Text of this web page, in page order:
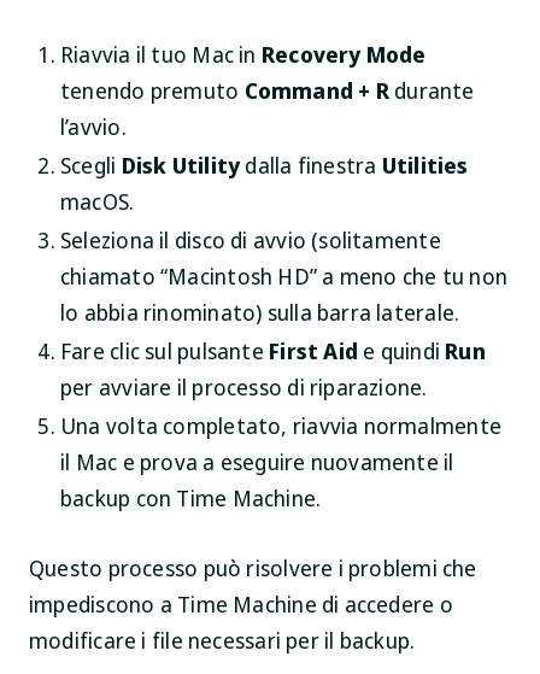
Riavvia il tuo Mac in Recovery Mode
tenendo premuto Command + Rdurante
l’avvio.
Scegli Disk Utilitydalla finestra Utilities
macOS.
Seleziona il disco di avvio (solitamente
chiamato “Macintosh HD” a meno che tu non
lo abbia rinominato) sulla barra laterale.
Fare clic sul pulsante First Aid e quindi Run
per avviare il processo di riparazione.
Una volta completato, riavvia normalmente
il Mac e prova a eseguire nuovamente il
backup con Time Machine.
Questo processo può risolvere i problemi che
impediscono a Time Machine di accedere o
modificare i file necessari per il backup.